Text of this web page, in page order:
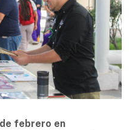
febrero en